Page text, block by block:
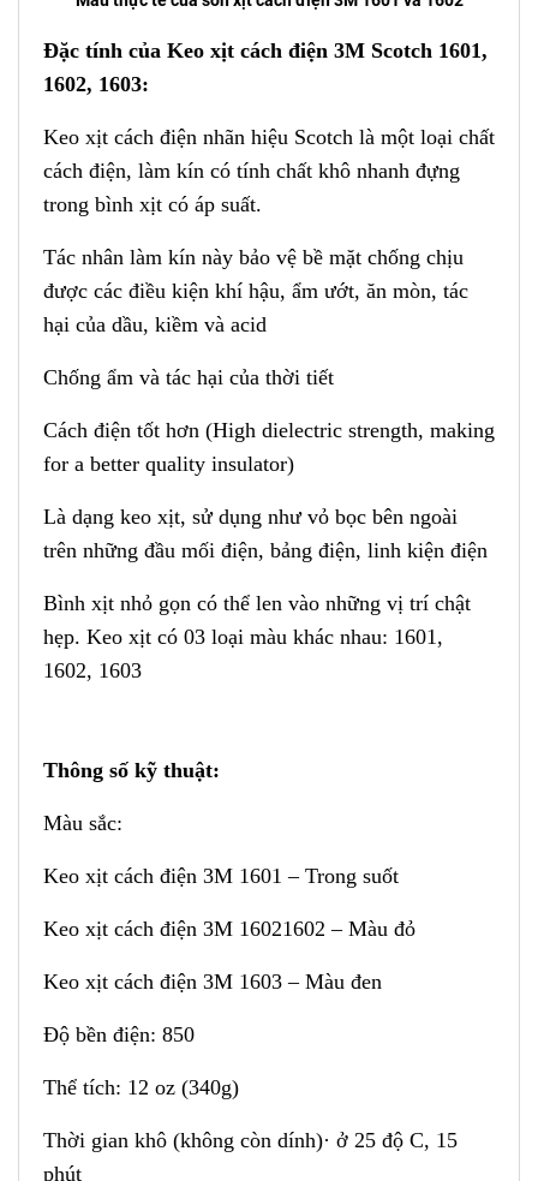
Đặc tính của Keo xịt cách điện 3M Scotch 1601,
1602, 1603:
Keo xịt cách điện nhãn hiệu Scotch là một loại chất
cách điện, làm kín có tính chất khô nhanh đựng
trong bình xịt có áp suất.
Tác nhân làm kín này bảo vệ bề mặt chống chịu
được các điều kiện khí hậu, ẩm ướt, ăn mòn, tác
hại của dầu, kiềm và acid
Chống ẩm và tác hại của thời tiết
Cách điện tốt hơn (High dielectric strength, making
for a better quality insulator)
Là dạng keo xịt, sử dụng như vỏ bọc bên ngoài
trên những đầu mối điện, bảng điện, linh kiện điện
Bình xịt nhỏ gọn có thể len vào những vị trí chật
hẹp. Keo xịt có 03 loại màu khác nhau: 1601,
1602, 1603
Thông số kỹ thuật:
Màu sắc:
Keo xịt cách điện 3M 1601 – Trong suốt
Keo xịt cách điện 3M 16021602 – Màu đỏ
Keo xịt cách điện 3M 1603 – Màu đen
Độ bền điện: 850
Thể tích: 12 oz (340g)
Thời gian khô (không còn dính)· ở 25 độ C, 15
phút